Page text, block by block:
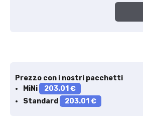
Prezzo con i nostri pacchetti
MiNi
203.01 €
Standard
203.01 €
Solo per te: -5% su